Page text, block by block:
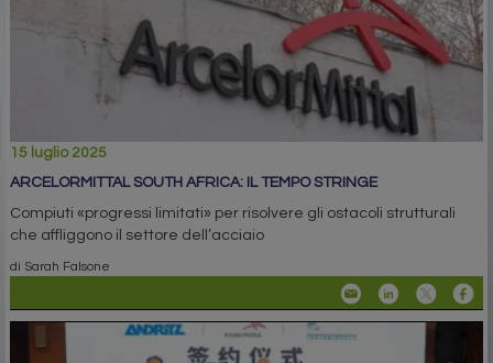
15 luglio 2025
ARCELORMITTAL SOUTH AFRICA: IL TEMPO STRINGE
Compiuti «progressi limitati» per risolvere gli ostacoli strutturali
che affliggono il settore dell’acciaio
di Sarah Falsone